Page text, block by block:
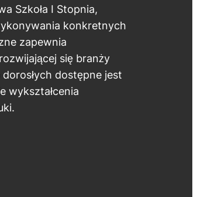
Szkoła I Stopnia,
konkretnych
zapewnia
się branży
dostępne jest
wykształcenia